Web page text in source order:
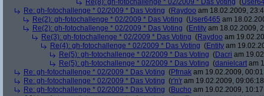
Re(8): gh-fotochallenge * 02/2009 * Das Voting (
Re: gh-fotochallenge * 02/2009 * Das Voting (Raydoo am 18.02.2009,
Re(2): gh-fotochallenge * 02/2009 * Das Voting (User6465 am
Re(2): gh-fotochallenge * 02/2009 * Das Voting (Entity am 18.02.2009,
Re(3): gh-fotochallenge * 02/2009 * Das Voting (Raydoo am
Re(4): gh-fotochallenge * 02/2009 * Das Voting (Entity am
Re(5): gh-fotochallenge * 02/2009 * Das Voting (Dacri am
Re(5): gh-fotochallenge * 02/2009 * Das Voting (danielcart am
Re: gh-fotochallenge * 02/2009 * Das Voting (Pfrnak am 19.02.2009,
Re: gh-fotochallenge * 02/2009 * Das Voting (r'n'r am 19.02.2009,
Re: gh-fotochallenge * 02/2009 * Das Voting (Bucho am 19.02.2009,